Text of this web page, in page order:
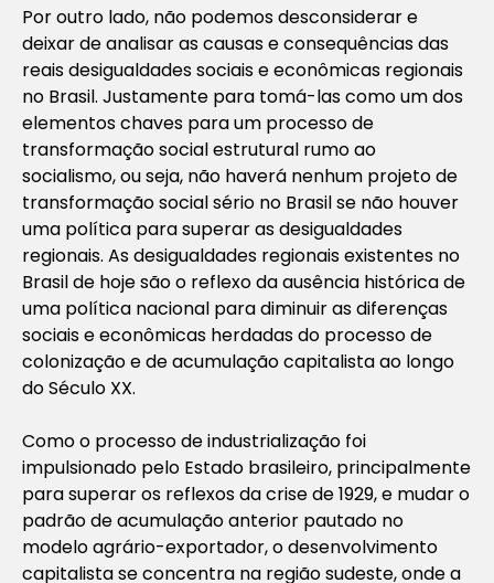
Por outro lado, não podemos desconsiderar e
deixar de analisar as causas e consequências das
reais desigualdades sociais e econômicas regionais
no Brasil. Justamente para tomá-las como um dos
elementos chaves para um processo de
transformação social estrutural rumo ao
socialismo, ou seja, não haverá nenhum projeto de
transformação social sério no Brasil se não houver
uma política para superar as desigualdades
regionais. As desigualdades regionais existentes no
Brasil de hoje são o reflexo da ausência histórica de
uma política nacional para diminuir as diferenças
sociais e econômicas herdadas do processo de
colonização e de acumulação capitalista ao longo
do Século XX.
Como o processo de industrialização foi
impulsionado pelo Estado brasileiro, principalmente
para superar os reflexos da crise de 1929, e mudar o
padrão de acumulação anterior pautado no
modelo agrário-exportador, o desenvolvimento
capitalista se concentra na região sudeste, onde a